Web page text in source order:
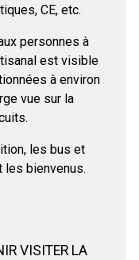
CE, etc.
personnes à
est visible
à environ
vue sur la
les bus et
les bienvenus.
VISITER LA